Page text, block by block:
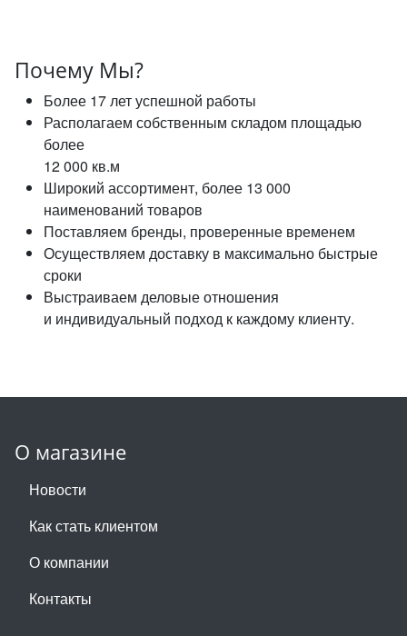
Почему Мы?
Более 17 лет успешной работы
Располагаем собственным складом площадью
более
12 000 кв.м
Широкий ассортимент, более 13 000
наименований товаров
Поставляем бренды, проверенные временем
Осуществляем доставку в максимально быстрые
сроки
Выстраиваем деловые отношения
и индивидуальный подход к каждому клиенту.
О магазине
Новости
Как стать клиентом
О компании
Контакты